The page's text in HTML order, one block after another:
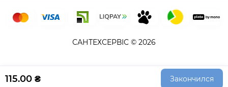
115.00 ₴ Закончился
САНТЕХСЕРВІС © 2026